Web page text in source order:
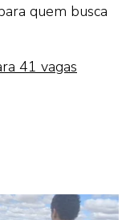
quem busca
41 vagas